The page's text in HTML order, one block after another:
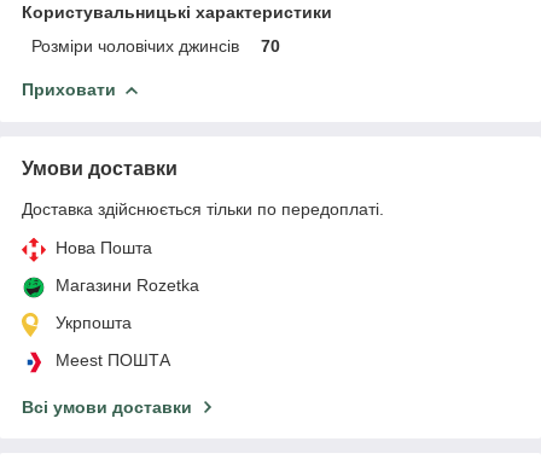
Користувальницькі характеристики
Розміри чоловічих джинсів
70
Приховати
Умови доставки
Доставка здійснюється тільки по передоплаті.
Нова Пошта
Магазини Rozetka
Укрпошта
Meest ПОШТА
Всі умови доставки